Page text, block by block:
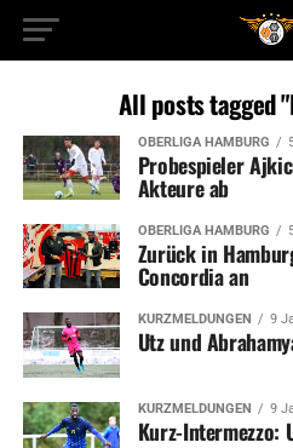
All posts tagged
OBERLIGA HAMBURG
Probespieler
Akteure ab
OBERLIGA HAMBURG
Zurück in
Concordia an
KURZMELDUNGEN 9
Utz und
KURZMELDUNGEN 9
Kurz-Intermezzo: